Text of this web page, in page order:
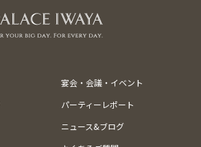
宴会・会議・イベント
パーティーレポート
ニュース&ブログ